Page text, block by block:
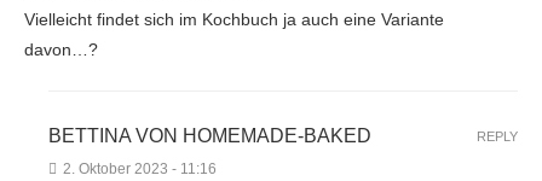
Vielleicht findet sich im Kochbuch ja auch eine Variante
davon…?
BETTINA VON HOMEMADE-BAKED
2. Oktober 2023 - 11:16
REPLY